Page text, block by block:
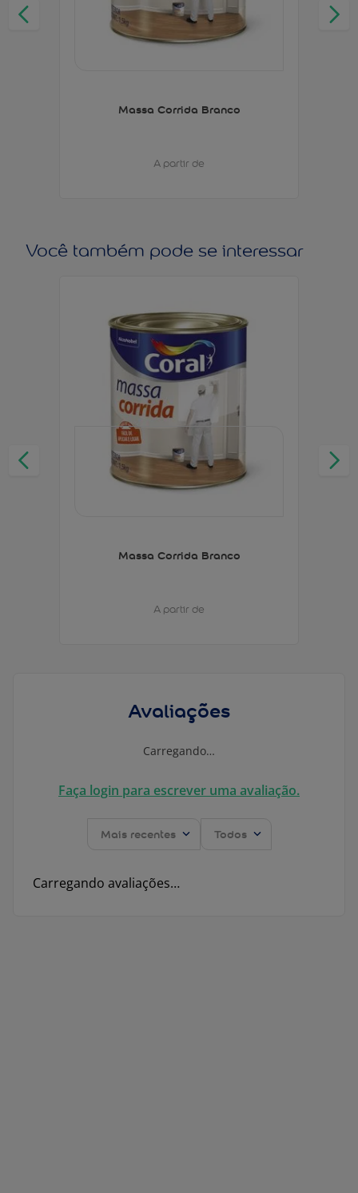
Massa Corrida Branco
A partir de
Você também pode se interessar
Massa Corrida Branco
A partir de
Avaliações
Carregando…
Faça login para escrever uma avaliação.
Mais recentes Todos
Carregando avaliações…